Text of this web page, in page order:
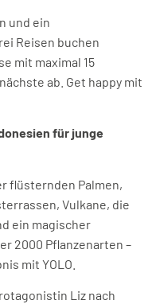
und ein
Reisen buchen
mit maximal 15
ab. Get happy mit
für junge
flüsternden Palmen,
Vulkane, die
ein magischer
2000 Pflanzenarten –
mit YOLO.
Liz nach